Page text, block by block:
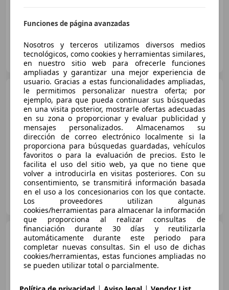
05/2025 14.960 km Eléctrico
Dusseldorp MINI Schiedam
NL-3115 JD SCHIEDAM
MINI Cooper SE3-deurs
Electric Cooper Essential 54.2
kWh | 17 In
€ 29.990 1
11/2025 2.436 km Eléctrico 160 kW (218 CV)
Van Poelgeest Amsterdam B.V.
NL-1114 AJ AMSTERDAM DUIVENDRECHT
MINI Cooper SE JCW
Trim|Panorama|Head-Up|DA
Funciones de página avanzadas
Nosotros y terceros utilizamos diversos medios
tecnológicos, como cookies y herramientas similares,
en nuestro sitio web para ofrecerle funciones
ampliadas y garantizar una mejor experiencia de
usuario. Gracias a estas funcionalidades ampliadas,
le permitimos personalizar nuestra oferta; por
ejemplo, para que pueda continuar sus búsquedas
en una visita posterior, mostrarle ofertas adecuadas
en su zona o proporcionar y evaluar publicidad y
mensajes personalizados. Almacenamos su
dirección de correo electrónico localmente si la
proporciona para búsquedas guardadas, vehículos
favoritos o para la evaluación de precios. Esto le
facilita el uso del sitio web, ya que no tiene que
volver a introducirla en visitas posteriores. Con su
consentimiento, se transmitirá información basada
en el uso a los concesionarios con los que contacte.
Los proveedores utilizan algunas
cookies/herramientas para almacenar la información
que proporciona al realizar consultas de
financiación durante 30 días y reutilizarla
automáticamente durante este periodo para
completar nuevas consultas. Sin el uso de dichas
cookies/herramientas, estas funciones ampliadas no
se pueden utilizar total o parcialmente.